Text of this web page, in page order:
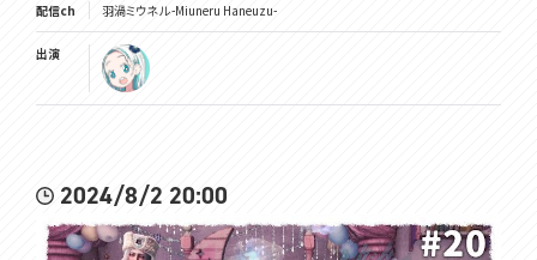
配信ch 羽渦ミウネル -Miuneru Haneuzu-
出演
2024/8/2 20:00